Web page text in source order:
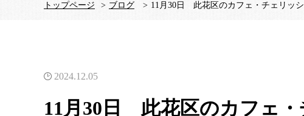
トップページ > ブログ > 11月30日 此花区のカフェ・チェリッ
2024.12.05
11月30日 此花区のカフェ